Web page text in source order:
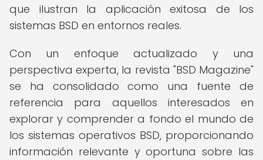
que ilustran la aplicación exitosa de los
sistemas BSD en entornos reales.
Con un enfoque actualizado y una
perspectiva experta, la revista "BSD Magazine"
se ha consolidado como una fuente de
referencia para aquellos interesados en
explorar y comprender a fondo el mundo de
los sistemas operativos BSD, proporcionando
información relevante y oportuna sobre las